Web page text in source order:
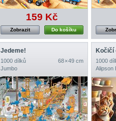
159 Kč
Do košíku
Zobrazit
Jedeme!
1000 dílků
68 × 49 cm
Jumbo
Kočičí
1000
Alipson